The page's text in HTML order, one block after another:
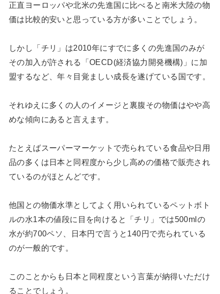
正直ヨーロッパや北米の先進国に比べると南米大陸の物
価は比較的安いと思っている方が多いことでしょう。
しかし「チリ」は2010年にすでに多くの先進国のみが
その加入が許される「OECD(経済協力開発機構)」に加
盟するなど、年々目覚ましい成長を遂げている国です。
それゆえに多くの人のイメージと裏腹その物価はやや高
めな傾向にあると言えます。
たとえばスーパーマーケットで売られている食品や日用
品の多くは日本と同程度から少し高めの価格で販売され
ているのがほとんどです。
他国との物価水準としてよく用いられているペットボト
ルの水1本の値段に目を向けると「チリ」では500mlの
水が約700ペソ、日本円で言うと140円で売られている
のが一般的です。
このことからも日本と同程度という言葉が納得いただけ
ることでしょう。